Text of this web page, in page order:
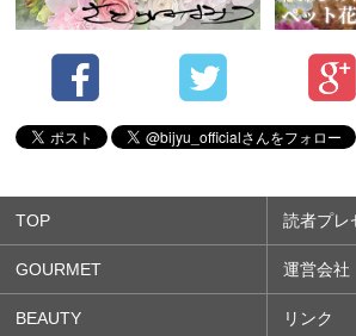
TOP 読者プレ
GOURMET 運営会社
BEAUTY リンク